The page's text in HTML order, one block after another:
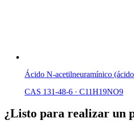
Ácido N-acetilneuramínico
CAS 131-48-6 · C11H19NO9
¿Listo para realizar un